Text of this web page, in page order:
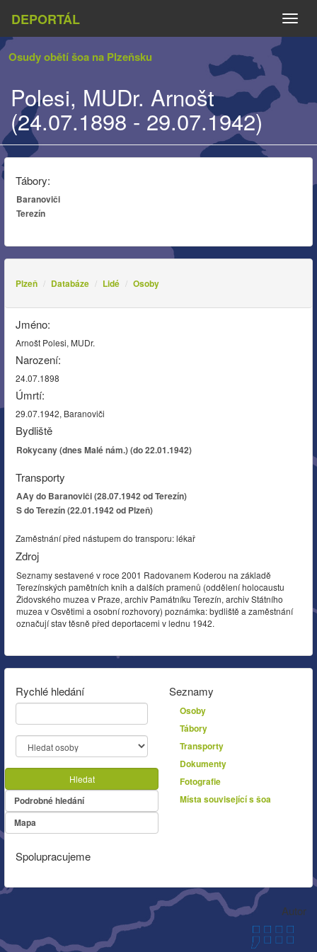
DEPORTÁL
Osudy obětí šoa na Plzeňsku
Polesi, MUDr. Arnošt
(24.07.1898 - 29.07.1942)
Tábory:
Baranoviči
Terezín
Plzeň Databáze Lidé Osoby
Jméno:
Arnošt Polesi, MUDr.
Narození:
24.07.1898
Úmrtí:
29.07.1942, Baranoviči
Bydliště
Rokycany (dnes Malé nám.) (do 22.01.1942)
Transporty
AAy do Baranoviči (28.07.1942 od Terezín)
S do Terezín (22.01.1942 od Plzeň)
Zaměstnání před nástupem do transporu: lékař
Zdroj
Seznamy sestavené v roce 2001 Radovanem Koderou na základě
Terezínských pamětních knih a dalších pramenů (oddělení holocaustu
Židovského muzea v Praze, archiv Památníku Terezín, archiv Státního
muzea v Osvětimi a osobní rozhovory) poznámka: bydliště a zaměstnání
označují stav těsně před deportacemi v lednu 1942.
Rychlé hledání
Hledat
Podrobné hledání
Mapa
Seznamy
Osoby
Tábory
Transporty
Dokumenty
Fotografie
Místa související s šoa
Spolupracujeme
Autor